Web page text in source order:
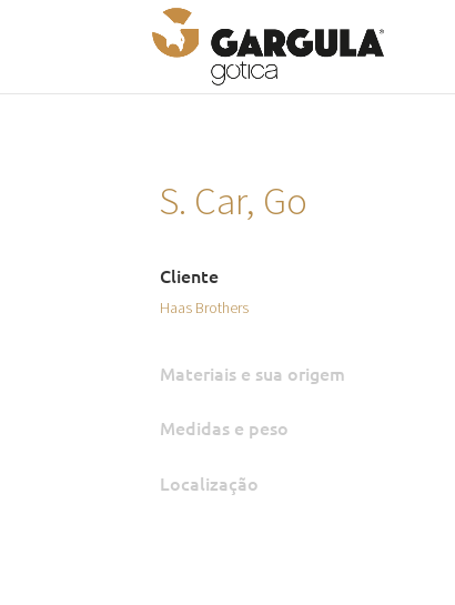
S. Car, Go
Cliente
Haas Brothers
Materiais e sua origem
Medidas e peso
Localização